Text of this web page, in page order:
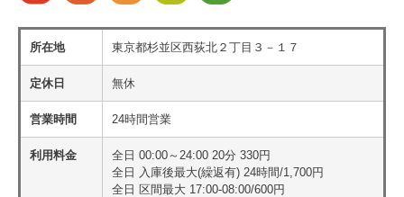
所在地 東京都杉並区西荻北２丁目３－１７
定休日 無休
営業時間 24時間営業
利用料金
全日 00:00～24:00 20分 330円
全日 入庫後最大(繰返有) 24時間/1,700円
全日 区間最大 17:00-08:00/600円